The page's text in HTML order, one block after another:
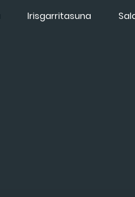
Irisgarritasuna